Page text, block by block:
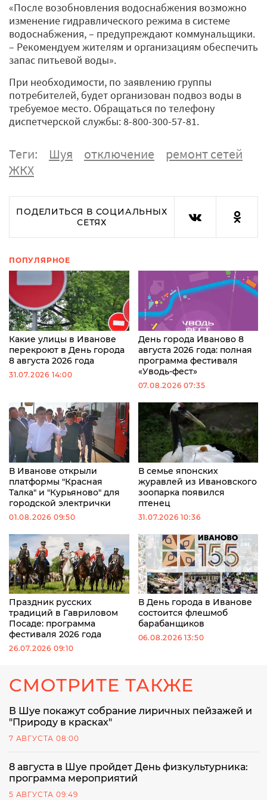
«После возобновления водоснабжения возможно
изменение гидравлического режима в системе
водоснабжения, – предупреждают коммунальщики.
– Рекомендуем жителям и организациям обеспечить
запас питьевой воды».
При необходимости, по заявлению группы
потребителей, будет организован подвоз воды в
требуемое место. Обращаться по телефону
диспетчерской службы: 8-800-300-57-81.
Теги: Шуя отключение
ремонт сетей
ЖКХ
ПОДЕЛИТЬСЯ В СОЦИАЛЬНЫХ
СЕТЯХ
ПОПУЛЯРНОЕ
Какие улицы в Иванове
перекроют в День города
8 августа 2026 года
31.07.2026 14:00
День города Иваново 8
августа 2026 года: полная
программа фестиваля
«Уводь-фест»
07.08.2026 07:35
В Иванове открыли
платформы "Красная
Талка" и "Курьяново" для
городской электрички
01.08.2026 09:50
В семье японских
журавлей из Ивановского
зоопарка появился
птенец
31.07.2026 10:36
Праздник русских
традиций в Гавриловом
Посаде: программа
фестиваля 2026 года
26.07.2026 09:10
В День города в Иванове
состоится флешмоб
барабанщиков
06.08.2026 13:50
СМОТРИТЕ ТАКЖЕ
В Шуе покажут собрание лиричных пейзажей и
"Природу в красках"
7 АВГУСТА 08:00
8 августа в Шуе пройдет День физкультурника:
программа мероприятий
5 АВГУСТА 09:49